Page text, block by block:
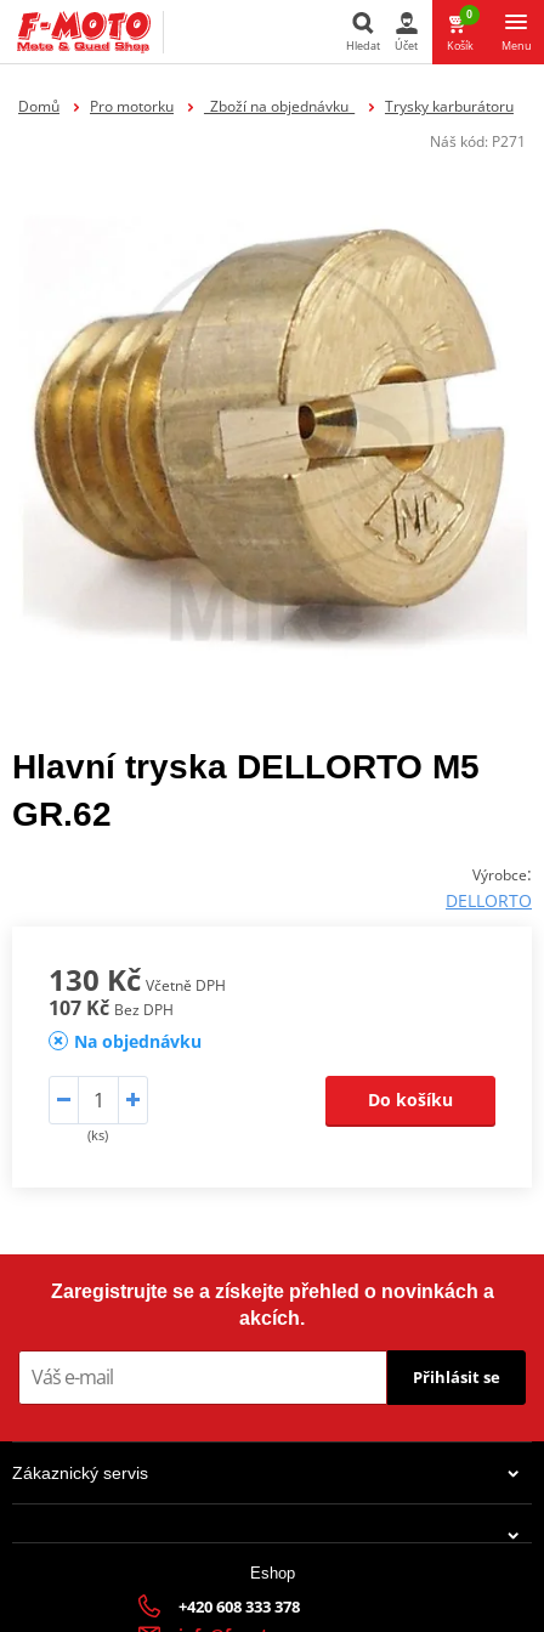
Hledat
Hledat Účet
0
Košík Menu
Domů Pro motorku _Zboží na objednávku_
Trysky karburátoru
Náš kód: P271
Hlavní tryska DELLORTO M5
GR.62
Výrobce:
DELLORTO
130 Kč Včetně DPH
107 Kč Bez DPH
Na objednávku
(ks)
Do košíku
Zaregistrujte se a získejte přehled o novinkách a
akcích.
Přihlásit se
Zákaznický servis
Eshop
+420 608 333 378